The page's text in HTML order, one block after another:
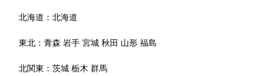
北海道：北海道
東北：青森 岩手 宮城 秋田 山形 福島
北関東：茨城 栃木 群馬